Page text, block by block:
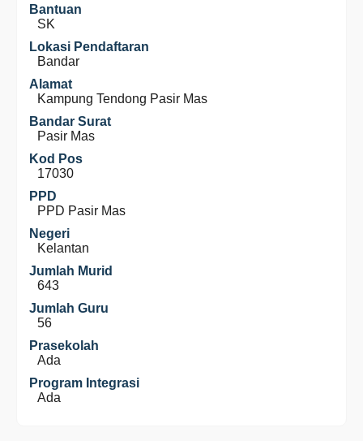
Bantuan
SK
Lokasi Pendaftaran
Bandar
Alamat
Kampung Tendong Pasir Mas
Bandar Surat
Pasir Mas
Kod Pos
17030
PPD
PPD Pasir Mas
Negeri
Kelantan
Jumlah Murid
643
Jumlah Guru
56
Prasekolah
Ada
Program Integrasi
Ada